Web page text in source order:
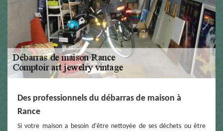
Des professionnels du débarras de maison à
Rance
Si votre maison a besoin d'être nettoyée de ses déchets ou être